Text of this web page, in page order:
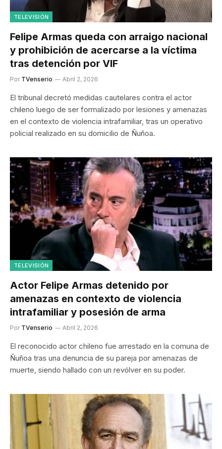
TELEVISIÓN
Felipe Armas queda con arraigo nacional
y prohibición de acercarse a la víctima
tras detención por VIF
Por TVenserio Abril 2, 2026
El tribunal decretó medidas cautelares contra el actor
chileno luego de ser formalizado por lesiones y amenazas
en el contexto de violencia intrafamiliar, tras un operativo
policial realizado en su domicilio de Ñuñoa.
TELEVISIÓN
Actor Felipe Armas detenido por
amenazas en contexto de violencia
intrafamiliar y posesión de arma
Por TVenserio Abril 2, 2026
El reconocido actor chileno fue arrestado en la comuna de
Ñuñoa tras una denuncia de su pareja por amenazas de
muerte, siendo hallado con un revólver en su poder.